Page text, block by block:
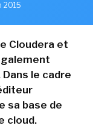
2015
Cloudera et
le cadre
sa base de
cloud.